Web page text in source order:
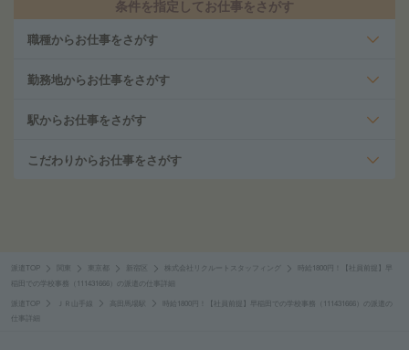
条件を指定してお仕事をさがす
職種からお仕事をさがす
勤務地からお仕事をさがす
駅からお仕事をさがす
こだわりからお仕事をさがす
派遣TOP 東京都 新宿区 株式会社リクルートスタッフィング
時給1800円！【社員前提】早
稲田での学校事務（111431666）の派遣の仕事詳細
派遣TOP ＪＲ山手線 高田馬場駅
時給1800円！【社員前提】早稲田での学校事務（111431666）の派遣の
仕事詳細